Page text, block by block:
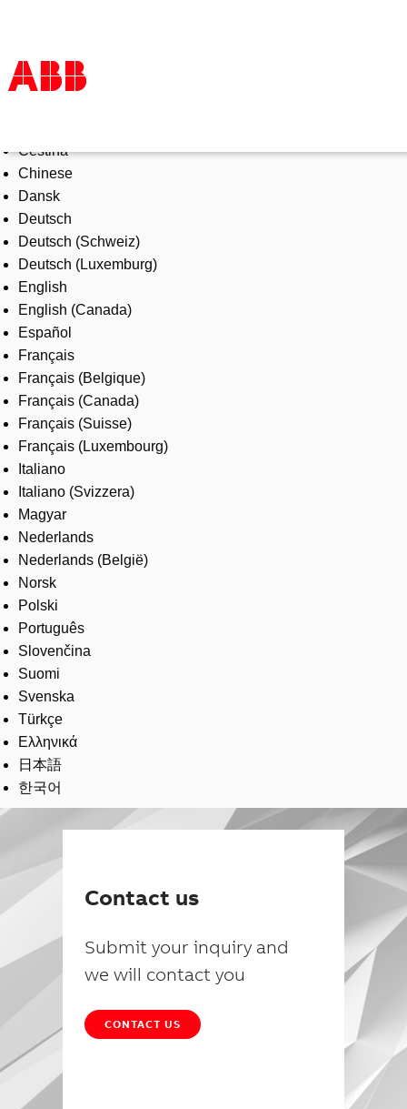
Products & Solutions
Industries
Services
About us
Where to buy
Contact us
Careers
Čeština
Chinese
Dansk
Deutsch
Deutsch (Schweiz)
Deutsch (Luxemburg)
English
English (Canada)
Español
Français
Français (Belgique)
Français (Canada)
Français (Suisse)
Français (Luxembourg)
Italiano
Italiano (Svizzera)
Magyar
Nederlands
Nederlands (België)
Norsk
Polski
Português
Slovenčina
Suomi
Svenska
Türkçe
Ελληνικά
日本語
한국어
Contact us
Submit your inquiry and
we will contact you
CONTACT US